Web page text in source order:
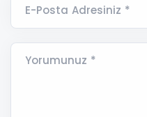
E-Posta Adresiniz *
Yorumunuz *